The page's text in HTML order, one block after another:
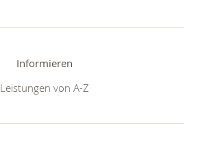
Informieren
Leistungen von A-Z